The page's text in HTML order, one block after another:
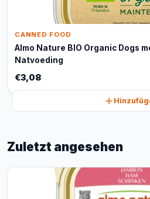
CANNED FOOD
Almo Nature BIO Organic Dogs
Natvoeding
€3,08
Zuletzt angesehen